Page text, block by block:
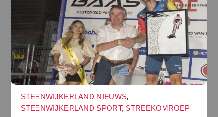
STEENWIJKERLAND NIEUWS,
STEENWIJKERLAND SPORT, STREEKOMROEP